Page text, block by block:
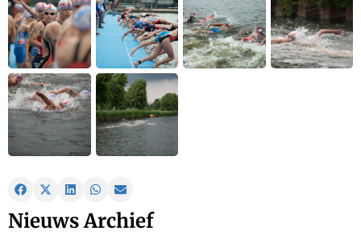
Nieuws Archief